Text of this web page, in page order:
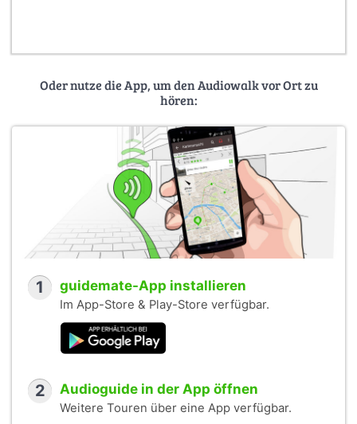
Oder nutze die App, um den Audiowalk vor Ort zu
hören:
1 guidemate-App installieren
Im App-Store & Play-Store verfügbar.
2 Audioguide in der App öffnen
Weitere Touren über eine App verfügbar.